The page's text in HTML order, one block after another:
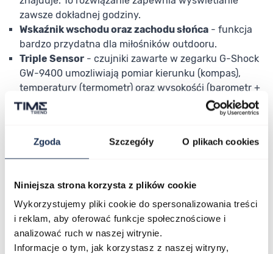
Zgoda Szczegóły O plikach cookies
Niniejsza strona korzysta z plików cookie
Wykorzystujemy pliki cookie do spersonalizowania treści
i reklam, aby oferować funkcje społecznościowe i
analizować ruch w naszej witrynie.
Informacje o tym, jak korzystasz z naszej witryny,
zawsze dokładnej godziny.
Wskaźnik wschodu oraz zachodu słońca - funkcja
bardzo przydatna dla miłośników outdooru.
Triple Sensor - czujniki zawarte w zegarku G-Shock
GW-9400 umozliwiają pomiar kierunku (kompas),
temperatury (termometr) oraz wysokośći (barometr +
cisnienie).
Multiband 6
- zegarek automatycznie kalibruje czas
5 alarmów dziennie- dzięki nim zaplanujesz swój
dzień.
do 1 sekundy.
Stoper- prawie 100 godzinny, z dokładnością do
1/10 sekundy.
Tryb czasu światowego- możesz sprawdzić czas w
jednym z 48 miast znajdujących się w 31 strefach